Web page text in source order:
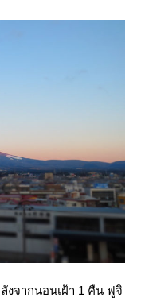
งจากนอนเฝ้า 1 คืน ฟูจิ